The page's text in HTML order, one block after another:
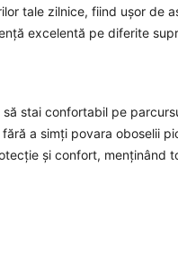
tale zilnice, fiind ușor de
excelentă pe diferite
stai confortabil pe
a simți povara oboselii
și confort, menținând
garderobe.